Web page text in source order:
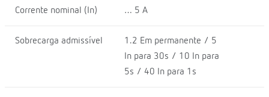
Corrente nominal (In) … 5 A
Sobrecarga admissível
1.2 Em permanente / 5
In para 30s / 10 In para
5s / 40 In para 1s